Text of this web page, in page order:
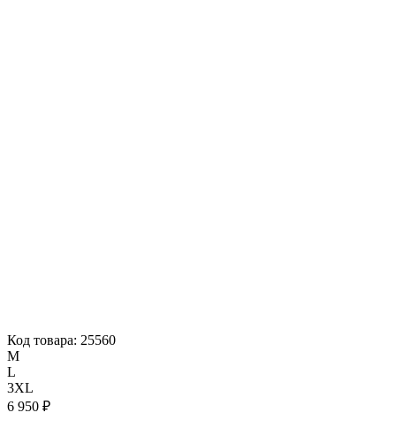
Код товара: 25560
M
L
3XL
6 950 ₽